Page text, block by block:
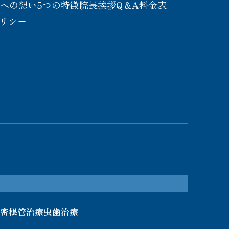
の想い5つの特徴院長挨拶Q＆A料金表
シー
根管治療虫歯治療